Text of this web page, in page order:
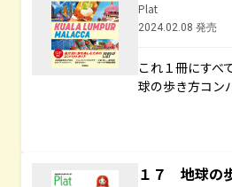
Plat
2024.02.08 発売
これ１冊にすべ
球の歩き方コン
１７ 地球の